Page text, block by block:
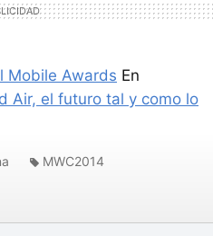
Mobile Awards En
Air, el futuro tal y como lo
MWC2014